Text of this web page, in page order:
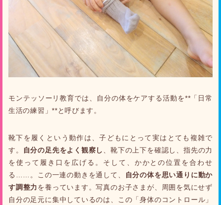
モンテッソーリ教育では、自分の体をケアする活動を**「日常
生活の練習」**と呼びます。
靴下を履くという動作は、子どもにとって実はとても複雑で
す。
自分の足先をよく観察し、靴下の上下を確認し、指先の力
を使って履き口を広げる。そして、かかとの位置を合わせ
る……。この一連の動きを通して、
自分の体を思い通りに動か
す調整力を養っています。写真のお子さまが、周囲を気にせず
自分の足元に集中しているのは、この「身体のコントロール」